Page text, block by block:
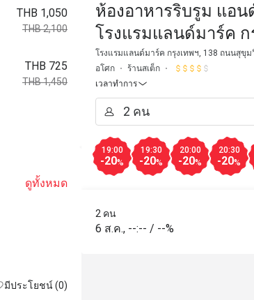
THB 1,050
THB 2,100
THB 725
THB 1,450
ดูทั้งหมด
มีประโยชน์ (0)
J
J*****E
ห้องอาหารริบรูม แอน
โรงแรมแลนด์มาร์ค ก
โรงแรมแลนด์มาร์ค กรุงเทพฯ, 138 ถนนสุขุม
อโศก
ร้านสเต็ก
เวลาทำการ
19:00
-20%
19:30
-20%
20:00
-20%
20:30
-20%
2 คน
6 ส.ค., --:-- / --%